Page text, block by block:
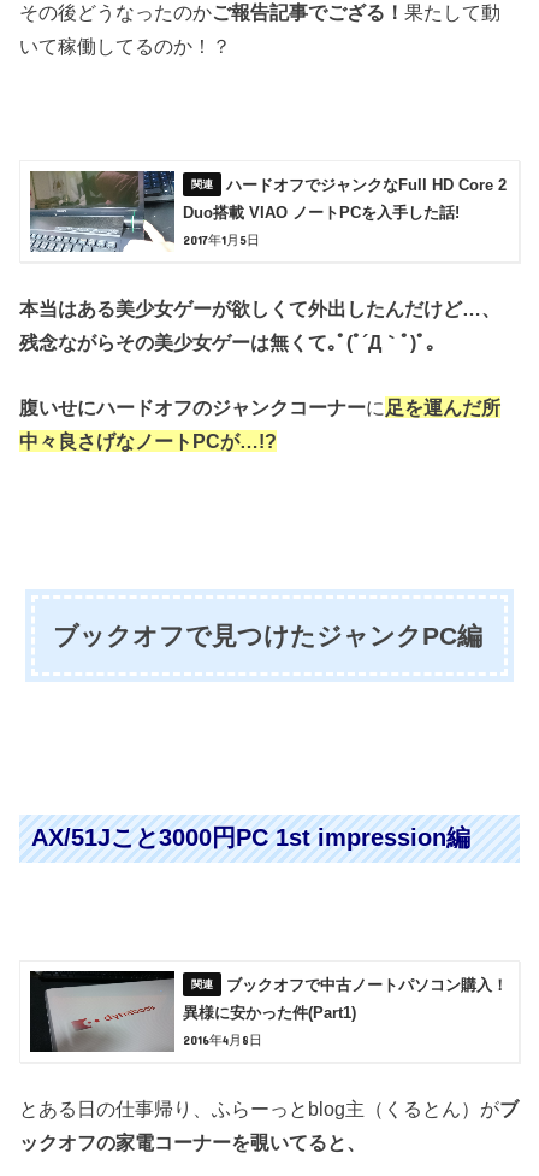
その後どうなったのかご報告記事でござる！果たして動
いて稼働してるのか！？
ハードオフでジャンクなFull HD Core 2
Duo搭載 VIAO ノートPCを入手した話!
2017年1月5日
本当はある美少女ゲーが欲しくて外出したんだけど…、
残念ながらその美少女ゲーは無くて｡ﾟ(ﾟ´Д｀ﾟ)ﾟ｡
腹いせにハードオフのジャンクコーナーに 足を運んだ所
中々良さげなノートPCが…!?
ブックオフで見つけたジャンクPC編
AX/51Jこと3000円PC 1st impression編
ブックオフで中古ノートパソコン購入！
異様に安かった件(Part1)
2016年4月8日
とある日の仕事帰り、ふらーっとblog主（くるとん）がブ
ックオフの家電コーナーを覗いてると、